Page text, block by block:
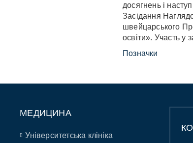
досягнень і
Засідання
швейцарського
освіти». Участь у
Позначки
МЕДИЦИНА
Університетська клініка